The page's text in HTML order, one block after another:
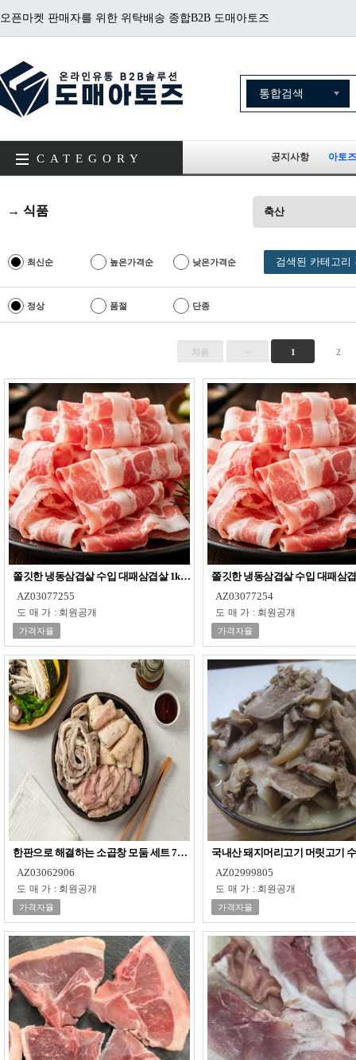
오픈마켓 판매자를 위한 위탁배송 종합B2B 도매아토즈
CATEGORY 공지사항 아토
→ 식품 축산
최신순 높은가격순 낮은가격순 검색된 카테고리
정상 품절 단종
처음 < 1 2
쫄깃한 냉동삼겹살 수입 대패삼겹살 1kg 2팩
AZ03077255
도매가 : 회원공개
가격자율
쫄깃한 냉동삼겹살 수입 대패삼
AZ03077254
도매가 : 회원공개
가격자율
한판으로 해결하는 소곱창 모둠 세트 700g
AZ03062906
도매가 : 회원공개
가격자율
국내산 돼지머리고기 머릿고기
AZ02999805
도매가 : 회원공개
가격자율